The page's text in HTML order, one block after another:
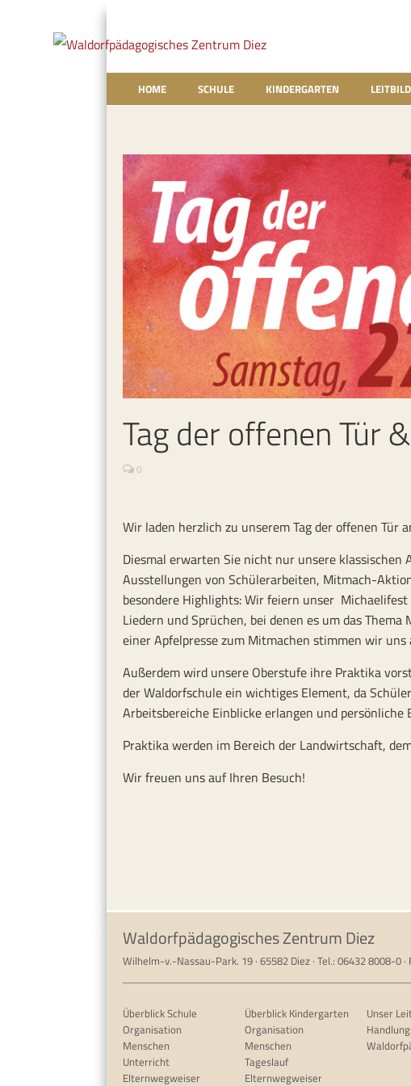
HOME SCHULE KINDERGARTEN LEITBILD
Tag der offenen Tür
0
Wir laden herzlich zu unserem Tag der offenen Tür
Diesmal erwarten Sie nicht nur unsere
Ausstellungen von Schülerarbeiten, Mitmach-
besondere Highlights: Wir feiern unser
Liedern und Sprüchen, bei denen es um das
einer Apfelpresse zum Mitmachen stimmen wir
Außerdem wird unsere Oberstufe ihre Praktika
der Waldorfschule ein wichtiges Element, da
Arbeitsbereiche Einblicke erlangen und persönliche
Praktika werden im Bereich der Landwirtschaft,
Wir freuen uns auf Ihren Besuch!
Waldorfpädagogisches Zentrum Diez
Wilhelm-v.-Nassau-Park. 19 · 65582 Diez · Tel.: 06432 8008-0
Überblick Schule
Organisation
Menschen
Unterricht
Elternwegweiser
Überblick Kindergarten
Organisation
Menschen
Tageslauf
Elternwegweiser
Unser